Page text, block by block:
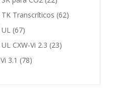
Transcríticos (62)
(67)
CXW-Vi 2.3 (23)
3.1 (78)